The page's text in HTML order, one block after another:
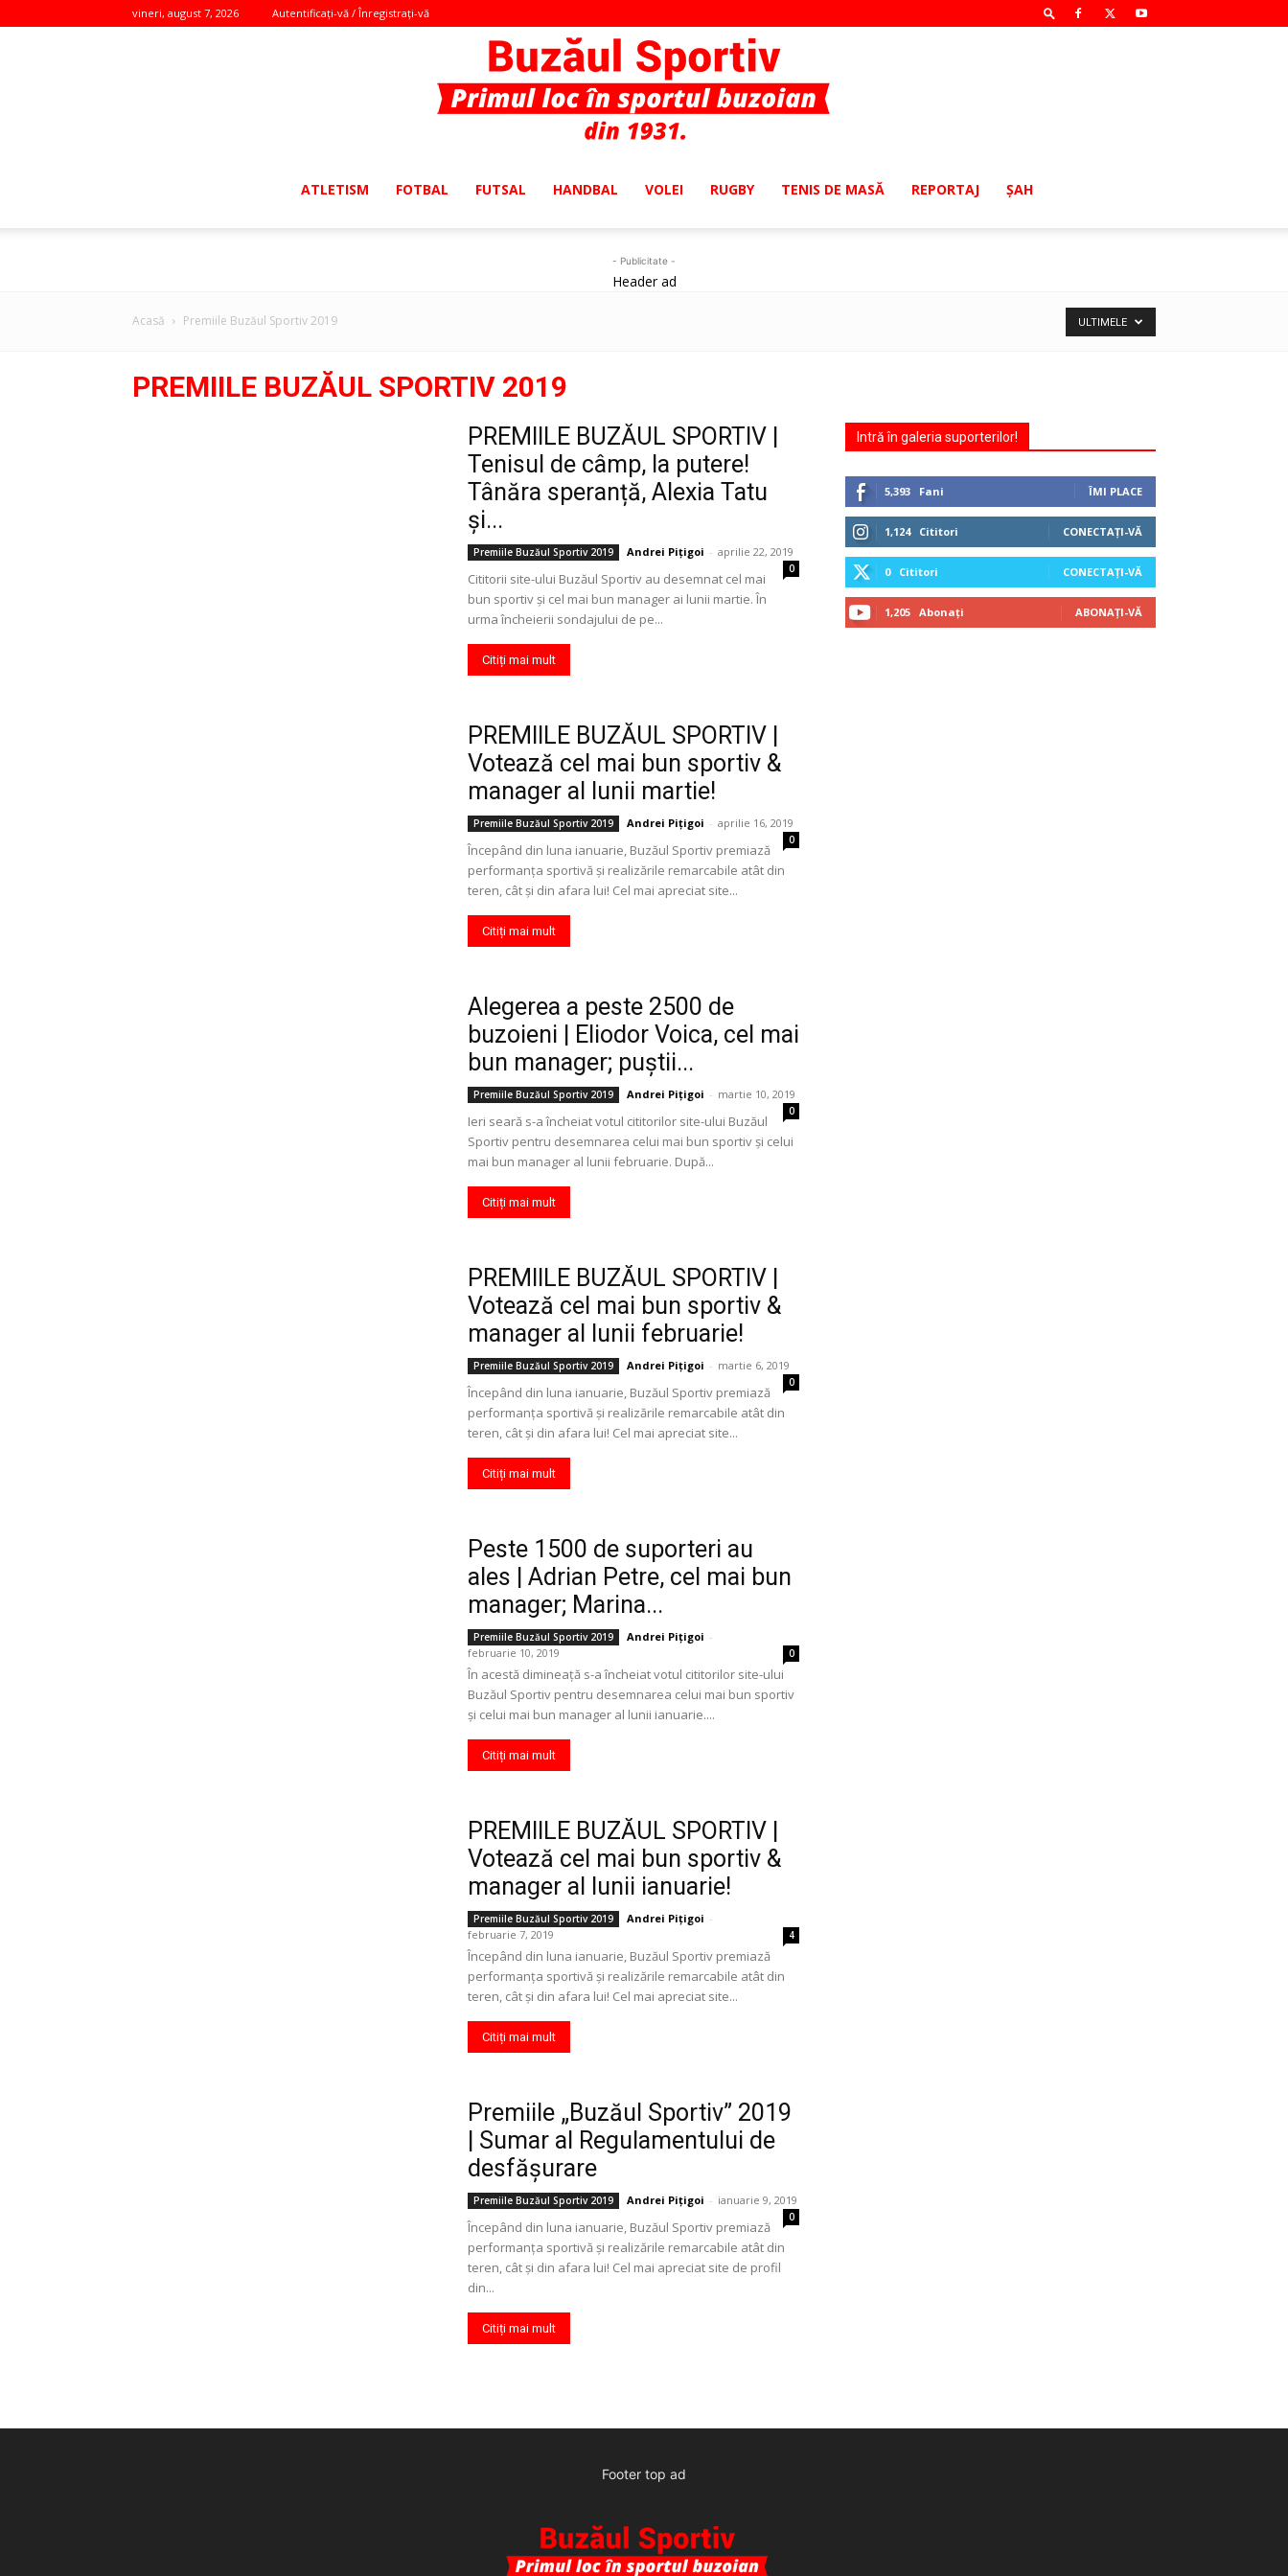
vineri, august 7, 2026 Autentificați-vă / Înregistrați-vă
ATLETISM FOTBAL FUTSAL HANDBAL VOLEI RUGBY TENIS DE MASĂ REPORTAJ ŞAH
- Publicitate -
Header ad
Acasă Premiile Buzăul Sportiv 2019 ULTIMELE
PREMIILE BUZĂUL SPORTIV 2019
PREMIILE BUZĂUL SPORTIV |
Tenisul de câmp, la putere!
Tânăra speranță, Alexia Tatu
și...
Premiile Buzăul Sportiv 2019 Andrei Pițigoi - aprilie 22, 2019
0
Cititorii site-ului Buzăul Sportiv au desemnat cel mai
bun sportiv și cel mai bun manager ai lunii martie. În
urma încheierii sondajului de pe...
Citiți mai mult
PREMIILE BUZĂUL SPORTIV |
Votează cel mai bun sportiv &
manager al lunii martie!
Premiile Buzăul Sportiv 2019 Andrei Pițigoi - aprilie 16, 2019
0
Începând din luna ianuarie, Buzăul Sportiv premiază
performanța sportivă și realizările remarcabile atât din
teren, cât și din afara lui! Cel mai apreciat site...
Citiți mai mult
Alegerea a peste 2500 de
buzoieni | Eliodor Voica, cel mai
bun manager; puştii...
Premiile Buzăul Sportiv 2019 Andrei Pițigoi - martie 10, 2019
0
Ieri seară s-a încheiat votul cititorilor site-ului Buzăul
Sportiv pentru desemnarea celui mai bun sportiv şi celui
mai bun manager al lunii februarie. După...
Citiți mai mult
PREMIILE BUZĂUL SPORTIV |
Votează cel mai bun sportiv &
manager al lunii februarie!
Premiile Buzăul Sportiv 2019 Andrei Pițigoi - martie 6, 2019
0
Începând din luna ianuarie, Buzăul Sportiv premiază
performanța sportivă și realizările remarcabile atât din
teren, cât și din afara lui! Cel mai apreciat site...
Citiți mai mult
Peste 1500 de suporteri au
ales | Adrian Petre, cel mai bun
manager; Marina...
Premiile Buzăul Sportiv 2019 Andrei Pițigoi -
februarie 10, 2019
0
În acestă dimineaţă s-a încheiat votul cititorilor site-ului
Buzăul Sportiv pentru desemnarea celui mai bun sportiv
şi celui mai bun manager al lunii ianuarie....
Citiți mai mult
PREMIILE BUZĂUL SPORTIV |
Votează cel mai bun sportiv &
manager al lunii ianuarie!
Premiile Buzăul Sportiv 2019 Andrei Pițigoi -
februarie 7, 2019
4
Începând din luna ianuarie, Buzăul Sportiv premiază
performanța sportivă și realizările remarcabile atât din
teren, cât și din afara lui! Cel mai apreciat site...
Citiți mai mult
Premiile „Buzăul Sportiv” 2019
| Sumar al Regulamentului de
desfășurare
Premiile Buzăul Sportiv 2019 Andrei Pițigoi - ianuarie 9, 2019
0
Începând din luna ianuarie, Buzăul Sportiv premiază
performanța sportivă și realizările remarcabile atât din
teren, cât și din afara lui! Cel mai apreciat site de profil
din...
Citiți mai mult
Intră în galeria suporterilor!
5,393 Fani ÎMI PLACE
1,124 Cititori CONECTAȚI-VĂ
0 Cititori CONECTAȚI-VĂ
1,205 Abonați ABONAȚI-VĂ
Footer top ad